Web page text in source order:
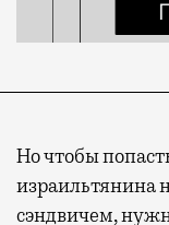
Но чтобы
израильтянина
сэндвичем,